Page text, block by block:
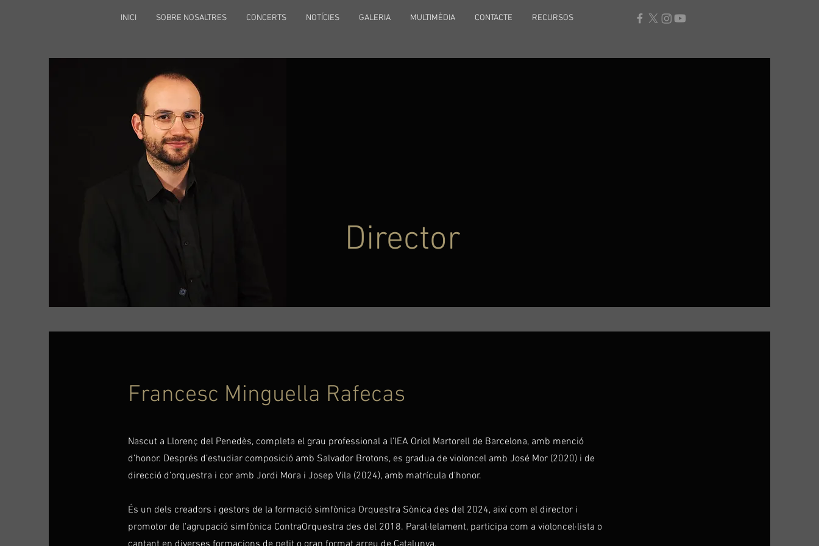
INICI SOBRE NOSALTRES CONCERTS NOTÍCIES GALERIA MULTIMÈDIA CONTACTE RECURSOS
Director
Francesc Minguella Rafecas
Nascut a Llorenç del Penedès, completa el grau professional a l’IEA Oriol Martorell de Barcelona, amb menció
d’honor. Després d’estudiar composició amb Salvador Brotons, es gradua de violoncel amb José Mor (2020) i de
direcció d’orquestra i cor amb Jordi Mora i Josep Vila (2024), amb matrícula d'honor.
És un dels creadors i gestors de la formació simfònica Orquestra Sònica des del 2024, així com el director i
promotor de l'agrupació simfònica ContraOrquestra des del 2018. Paral·lelament, participa com a violoncel·lista o